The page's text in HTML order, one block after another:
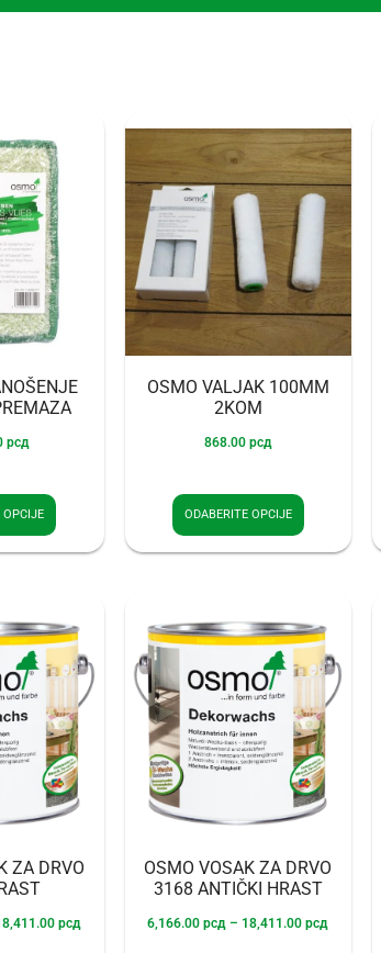
рсд
OPCIJE
OSMO VALJAK 100MM
2KOM
868.00 рсд
ODABERITE OPCIJE
ZA DRVO
рсд
OSMO VOSAK ZA DRVO
3168 ANTIČKI HRAST
6,166.00рсд – 18,411.00рсд